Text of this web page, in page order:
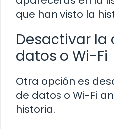
que han visto la
Desactivar la
datos o Wi-Fi
Otra opción es
de datos o Wi-Fi
historia.